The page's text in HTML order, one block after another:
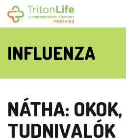
INFLUENZA
NÁTHA:
TUDNIVALÓK